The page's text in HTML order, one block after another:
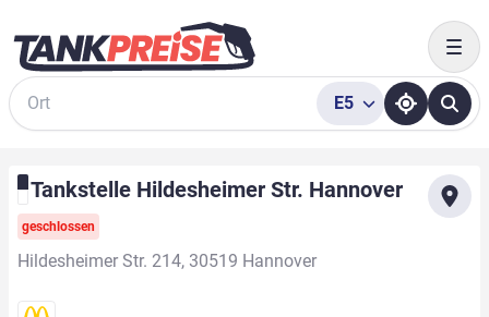
Suche
E5
Tankstelle Hildesheimer Str. Hannover
geschlossen
Hildesheimer Str. 214, 30519 Hannover